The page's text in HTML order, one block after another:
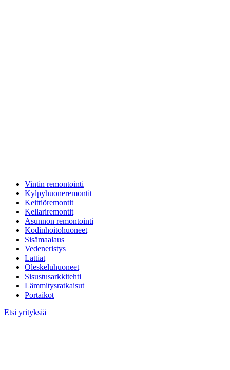
Vintin remontointi
Kylpyhuoneremontit
Keittiöremontit
Kellariremontit
Asunnon remontointi
Kodinhoitohuoneet
Sisämaalaus
Vedeneristys
Lattiat
Oleskeluhuoneet
Sisustusarkkitehti
Lämmitysratkaisut
Portaikot
Etsi yrityksiä